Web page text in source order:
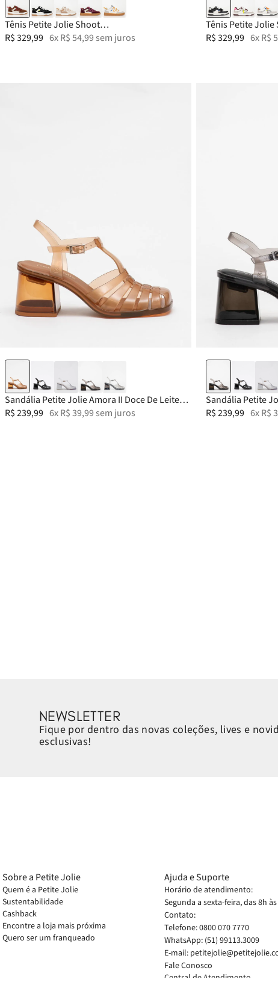
Tênis Petite Jolie Shoot
Chocolate/White/Avela Light PJ7754
R$329,99 6xR$54,99 sem juros
Tênis Petite Jolie
R$329,99 6xR$
38
Sandália Petite Jolie Amora II Doce De Leite
PJ7455
R$239,99 6xR$39,99 sem juros
33-34
Sandália Petite
Translúcido
R$239,99 6xR$
NEWSLETTER
Fique por dentro das novas coleções, lives e
esclusivas!
Sobre a Petite Jolie
Quem é a Petite Jolie
Sustentabilidade
Cashback
Encontre a loja mais próxima
Quero ser um franqueado
Ajuda e Suporte
Horário de atendimento:
Segunda a sexta-feira, das 8h
Contato:
Telefone: 0800 070 7770
WhatsApp: (51) 99113.3009
E-mail:
Fale Conosco
Central de Atendimento